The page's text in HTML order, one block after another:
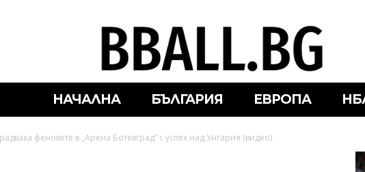
НАЧАЛНА БЪЛГАРИЯ ЕВРОПА
феновете в „Арена Ботевград“ с успех над Унгария (видео)